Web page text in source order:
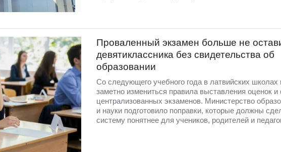
Проваленный экзамен больше не
девятиклассника без свидетельства об
образовании
Со следующего учебного года в латвийских школах
заметно измениться правила выставления оценок и
централизованных экзаменов. Министерство
и науки подготовило поправки, которые должны
систему понятнее для учеников, родителей и